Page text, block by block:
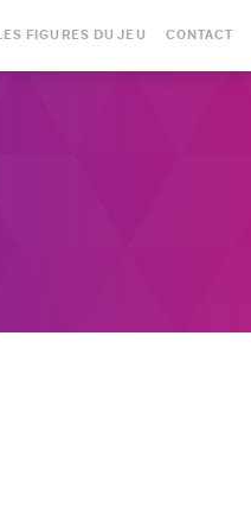
LES FIGURES DU JEU CONTACT